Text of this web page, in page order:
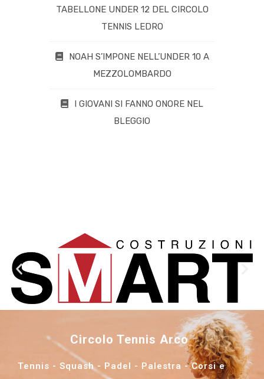
TABELLONE UNDER 12 DEL CIRCOLO
TENNIS LEDRO
NOAH S’IMPONE NELL’UNDER 10 A
MEZZOLOMBARDO
I GIOVANI SI FANNO ONORE NEL
BLEGGIO
Circolo Tennis Arco
Tennis - Squash - Padel - Palestra - Corsi e